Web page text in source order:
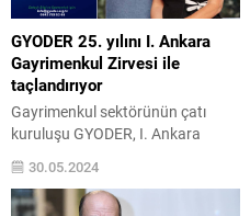
GYODER 25. yılını I. Ankara
Gayrimenkul Zirvesi ile
taçlandırıyor
Gayrimenkul sektörünün çatı
kuruluşu GYODER, I. Ankara
Gayrimenkul Zirvesi’ni düzenliyor.
5 Haziran’da JW Marriott
Ankara’da, “Türkiye’de
30.05.2024